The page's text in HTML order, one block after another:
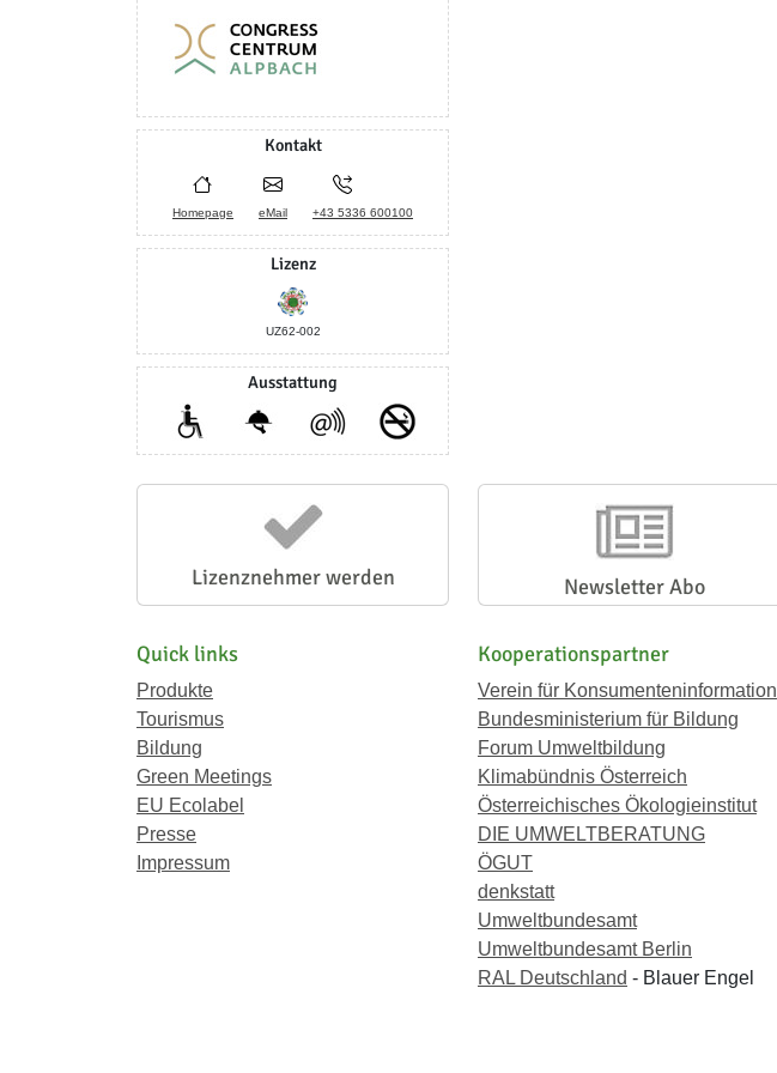
Kontakt
Homepage eMail +43 5336 600100
Lizenz
UZ62-002
Ausstattung
Lizenznehmer werden Newsletter Abo
Quick links
Produkte
Tourismus
Bildung
Green Meetings
EU Ecolabel
Presse
Impressum
Kooperationspartner
Verein für Konsumenteninformation
Bundesministerium für Bildung
Forum Umweltbildung
Klimabündnis Österreich
Österreichisches Ökologieinstitut
DIE UMWELTBERATUNG
ÖGUT
denkstatt
Umweltbundesamt
Umweltbundesamt Berlin
RAL Deutschland - Blauer Engel